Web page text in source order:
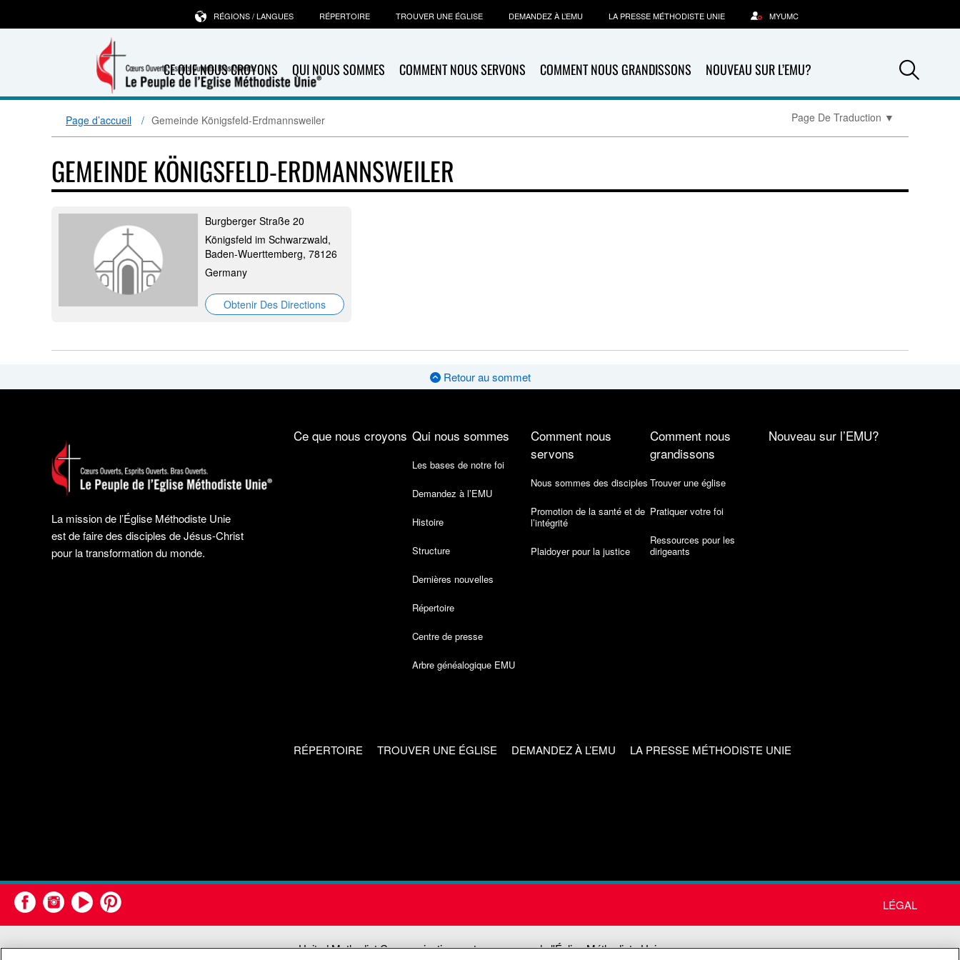
CE QUE NOUS CROYONS QUI NOUS SOMMES COMMENT NOUS SERVONS COMMENT NOUS GRANDISSONS NOUVEAU SUR L’EMU?
RÉGIONS / LANGUES RÉPERTOIRE TROUVER UNE ÉGLISE DEMANDEZ À L’EMU LA PRESSE MÉTHODISTE UNIE MYUMC
Page d’accueil Gemeinde Königsfeld-Erdmannsweiler Page De Traduction ▼
GEMEINDE KÖNIGSFELD-ERDMANNSWEILER
Burgberger Straße 20
Königsfeld im Schwarzwald,
Baden-Wuerttemberg, 78126
Germany
Obtenir Des Directions
Retour au sommet
La mission de l’Église Méthodiste Unie
est de faire des disciples de Jésus-Christ
pour la transformation du monde.
Ce que nous croyons Qui nous sommes
Les bases de notre foi
Demandez à l’EMU
Histoire
Structure
Dernières nouvelles
Répertoire
Centre de presse
Arbre généalogique EMU
Comment nous
servons
Nous sommes des disciples
Promotion de la santé et de
l’intégrité
Plaidoyer pour la justice
Comment nous
grandissons
Trouver une église
Pratiquer votre foi
Ressources pour les
dirigeants
Nouveau sur l’EMU?
RÉPERTOIRE TROUVER UNE ÉGLISE DEMANDEZ À L’EMU LA PRESSE MÉTHODISTE UNIE
LÉGAL
United Methodist Communications est une agence de l'Église Méthodiste Unie